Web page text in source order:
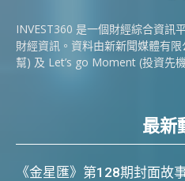
INVEST360 是一個財經綜合資訊
財經資訊。資料由新新聞媒體有
幫) 及 Let’s go Moment (投資先
最新
《金星匯》第128期封面故